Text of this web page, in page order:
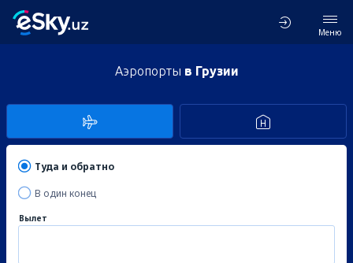
Меню
Аэропорты в Грузии
Туда и обратно
В один конец
Вылет